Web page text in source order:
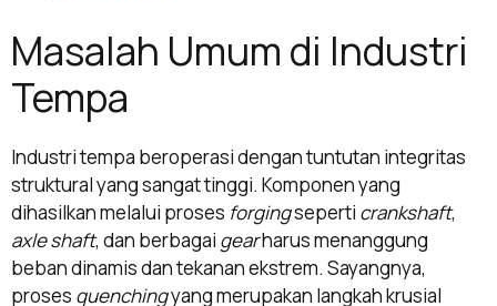
Masalah Umum di Industri
Tempa
Industri tempa beroperasi dengan tuntutan integritas
struktural yang sangat tinggi. Komponen yang
dihasilkan melalui proses forgingseperti crankshaft,
axle shaft, dan berbagai gearharus menanggung
beban dinamis dan tekanan ekstrem. Sayangnya,
proses quenchingyang merupakan langkah krusial